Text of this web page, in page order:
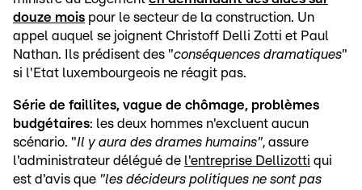
douze mois pour le secteur de la construction. Un
appel auquel se joignent Christoff Delli Zotti et Paul
Nathan. Ils prédisent des "conséquences dramatiques"
si l'Etat luxembourgeois ne réagit pas.
Série de faillites, vague de chômage, problèmes
budgétaires: les deux hommes n'excluent aucun
scénario. "Il y aura des drames humains", assure
l'administrateur délégué de l'entreprise Dellizotti qui
est d'avis que "les décideurs politiques ne sont pas